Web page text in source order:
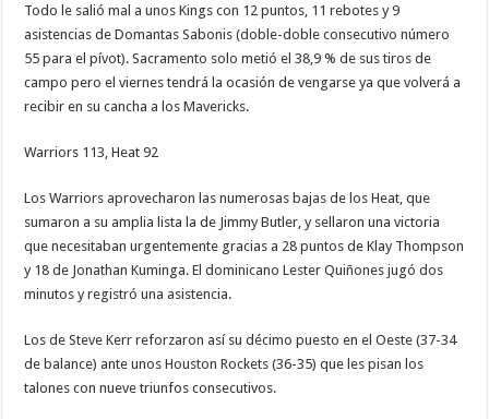
Todo le salió mal a unos Kings con 12 puntos, 11 rebotes y 9
asistencias de Domantas Sabonis (doble-doble consecutivo número
55 para el pívot). Sacramento solo metió el 38,9 % de sus tiros de
campo pero el viernes tendrá la ocasión de vengarse ya que volverá a
recibir en su cancha a los Mavericks.
Warriors 113, Heat 92
Los Warriors aprovecharon las numerosas bajas de los Heat, que
sumaron a su amplia lista la de Jimmy Butler, y sellaron una victoria
que necesitaban urgentemente gracias a 28 puntos de Klay Thompson
y 18 de Jonathan Kuminga. El dominicano Lester Quiñones jugó dos
minutos y registró una asistencia.
Los de Steve Kerr reforzaron así su décimo puesto en el Oeste (37-34
de balance) ante unos Houston Rockets (36-35) que les pisan los
talones con nueve triunfos consecutivos.